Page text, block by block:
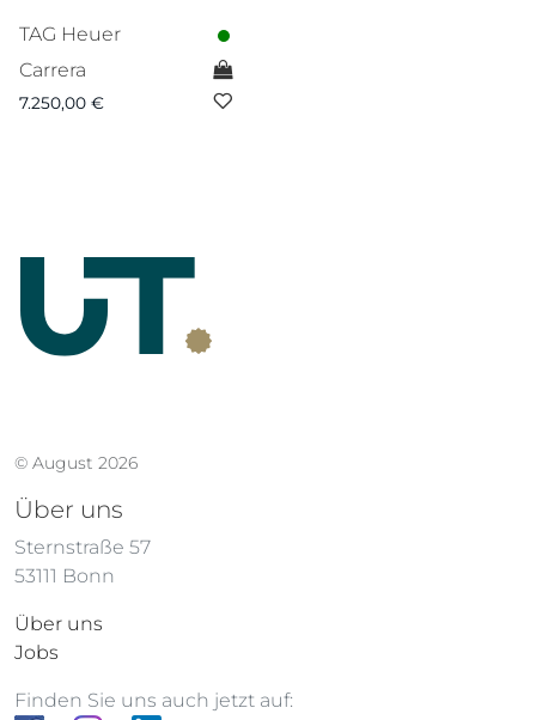
TAG Heuer
Carrera
7.250,00 €
© August 2026
Über uns
Sternstraße 57
53111 Bonn
Über uns
Jobs
Finden Sie uns auch jetzt auf: